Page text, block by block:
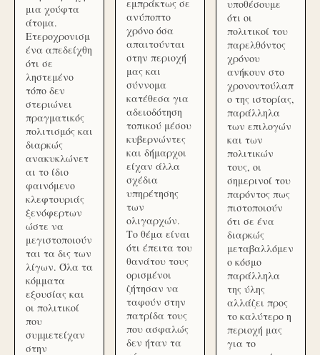
μια χούφτα
άτομα.
Ετεροχρονισμ
ένα απεδείχθη
ότι σε
ληστεμένο
τόπο δεν
στεριώνει
πραγματικός
πολιτισμός και
διαρκώς
ανακυκλώνετ
αι το ίδιο
φαινόμενο
κλεφτουριάς
ξενόφερτων
ώστε να
μεγιστοποιούν
ται τα δις των
λίγων. Όλα τα
κόμματα
εξουσίας και
οι πολιτικοί
που
συμμετείχαν
στην
εμπράκτως σε
ανύποπτο
χρόνο όσα
απαιτούνται
στην περιοχή
μας και
σύννομα
κατέθεσα για
αδειοδότηση
τοπικού μέσου
κυβερνώντες
και δήμαρχοι
είχαν άλλα
σχέδια
υπηρέτησης
των
ολιγαρχών.
Το θέμα είναι
ότι έπειτα του
θανάτου τους
ορισμένοι
ζήτησαν να
ταφούν στην
πατρίδα τους
που ασφαλώς
δεν ήταν τα
υποθέσουμε
ότι οι
πολιτικοί του
παρελθόντος
χρόνου
ανήκουν στο
χρονοντούλαπ
ο της ιστορίας,
παράλληλα
των επιλογών
και των
πολιτικών
τους, οι
σημερινοί του
παρόντος πως
πιστοποιούν
ότι σε ένα
διαρκώς
μεταβαλλόμεν
ο κόσμο
παράλληλα
της ύλης
αλλάζει προς
το καλύτερο η
περιοχή μας
για το